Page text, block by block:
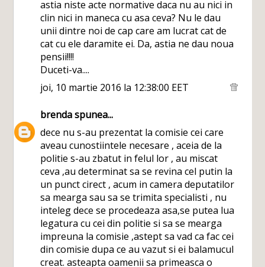
astia niste acte normative daca nu au nici in
clin nici in maneca cu asa ceva? Nu le dau
unii dintre noi de cap care am lucrat cat de
cat cu ele daramite ei. Da, astia ne dau noua
pensii!!!!
Duceti-va....
joi, 10 martie 2016 la 12:38:00 EET
brendaspunea...
dece nu s-au prezentat la comisie cei care
aveau cunostiintele necesare , aceia de la
politie s-au zbatut in felul lor , au miscat
ceva ,au determinat sa se revina cel putin la
un punct cirect , acum in camera deputatilor
sa mearga sau sa se trimita specialisti , nu
inteleg dece se procedeaza asa,se putea lua
legatura cu cei din politie si sa se mearga
impreuna la comisie ,astept sa vad ca fac cei
din comisie dupa ce au vazut si ei balamucul
creat. asteapta oamenii sa primeasca o